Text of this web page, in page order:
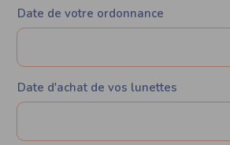
Date de votre ordonnance
Date d'achat de vos lunettes